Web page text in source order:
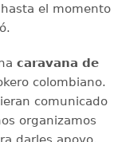
el momento
caravana de
colombiano.
comunicado
organizamos